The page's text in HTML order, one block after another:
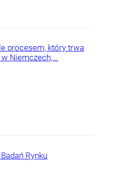
procesem, który trwa
Niemczech,...
Rynku